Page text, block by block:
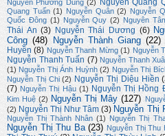
Nguyễn Phương Dung (2)
Quang Tuấn (1) Nguyễn Quân (2) Nguyễn
Quốc Đông (1) Nguyễn Quy (2) Nguyên
Thái An (3) Nguyễn Thái Dương (6)
Công (48) Nguyễn Thành Giang (22)
Huyền (8) Nguyễn Thanh Mừng (1) Nguyễn
Nguyễn Thanh Tuấn (7) Nguyễn Thanh
(1) Nguyễn Thị Ánh Huỳnh (2) Nguyễn Thị
Nguyễn Thị Chi (2) Nguyễn Thị Diệu Hiền
(7) Nguyễn Thị Hậu (1) Nguyễn Thị Hồng
Kim Huệ (2) Nguyễn Thị Mây (127)
(2) Nguyễn Thị Như Tâm (3) Nguyễn Thị
Nguyễn Thị Thành Nhân (1) Nguyễn Thị
Nguyễn Thị Thu Ba (23) Nguyễn Thị Thu